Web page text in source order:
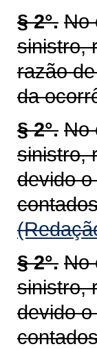
§ 2°. No
sinistro,
razão
da
§ 2°. No
sinistro,
devido
§ 2°. No
sinistro,
devido